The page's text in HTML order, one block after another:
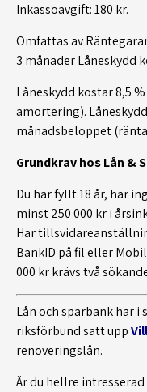
Inkassoavgift: 180 kr.
Omfattas av
3 månader Låneskydd
Låneskydd kostar 8,5
amortering).
månadsbeloppet
Grundkrav hos Lån &
Du har fyllt 18 år, har
minst 250 000 kr i
Har
BankID på fil eller
000 kr krävs två
Lån och sparbank har i
riksförbund satt upp
renoveringslån.
Är du hellre